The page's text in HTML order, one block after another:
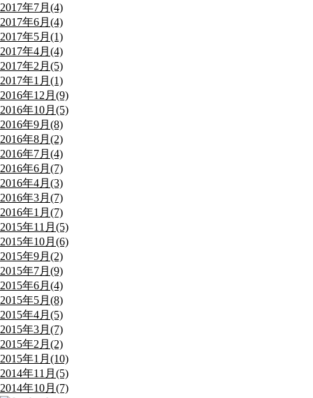
2017年7月(4)
2017年6月(4)
2017年5月(1)
2017年4月(4)
2017年2月(5)
2017年1月(1)
2016年12月(9)
2016年10月(5)
2016年9月(8)
2016年8月(2)
2016年7月(4)
2016年6月(7)
2016年4月(3)
2016年3月(7)
2016年1月(7)
2015年11月(5)
2015年10月(6)
2015年9月(2)
2015年7月(9)
2015年6月(4)
2015年5月(8)
2015年4月(5)
2015年3月(7)
2015年2月(2)
2015年1月(10)
2014年11月(5)
2014年10月(7)